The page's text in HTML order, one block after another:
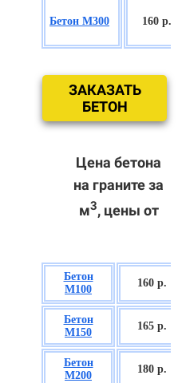
Бетон М300 160 р.
ЗАКАЗАТЬ
БЕТОН
Цена бетона
на граните за
м3, цены от
Бетон
М100
160 р.
Бетон
М150
165 р.
Бетон
М200
180 р.